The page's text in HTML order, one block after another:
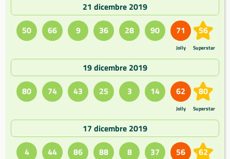
21 dicembre 2019
50
66 9 36 28 90 71
Jolly
56
Superstar
19 dicembre 2019
80
74 43 25 3 14 62
Jolly
80
Superstar
17 dicembre 2019
4
44 86 88 8 37 56 62